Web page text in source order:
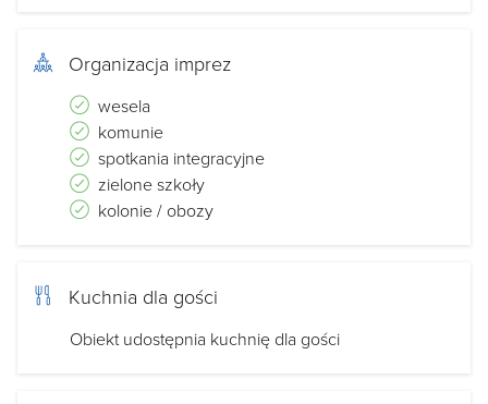
Organizacja imprez
wesela
komunie
spotkania integracyjne
zielone szkoły
kolonie / obozy
Kuchnia dla gości
Obiekt udostępnia kuchnię dla gości